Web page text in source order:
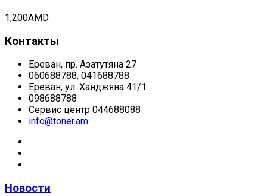
1,200AMD
Контакты
Ереван, пр. Азатутяна 27
060688788, 041688788
Ереван, ул. Ханджяна 41/1
098688788
Сервис центр 044688088
info@toner.am
Новости